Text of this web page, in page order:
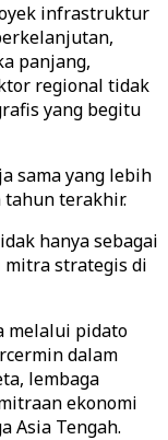
infrastruktur
panjang,
regional tidak
yang begitu
sama yang lebih
terakhir.
hanya sebagai
mitra strategis di
melalui pidato
dalam
lembaga
ekonomi
Asia Tengah.